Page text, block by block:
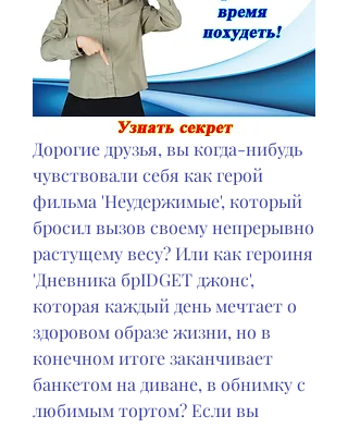
Дорогие друзья, вы когда-нибудь
чувствовали себя как герой
фильма 'Неудержимые', который
бросил вызов своему непрерывно
растущему весу? Или как героиня
'Дневника брIDGET джонс',
которая каждый день мечтает о
здоровом образе жизни, но в
конечном итоге заканчивает
банкетом на диване, в обнимку с
любимым тортом? Если вы